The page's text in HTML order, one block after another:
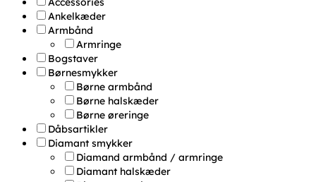
Ankelkæder
Armbånd
Armringe
Bogstaver
Børnesmykker
Børne armbånd
Børne halskæder
Børne øreringe
Dåbsartikler
Diamant smykker
Diamand armbånd / armringe
Diamant halskæder